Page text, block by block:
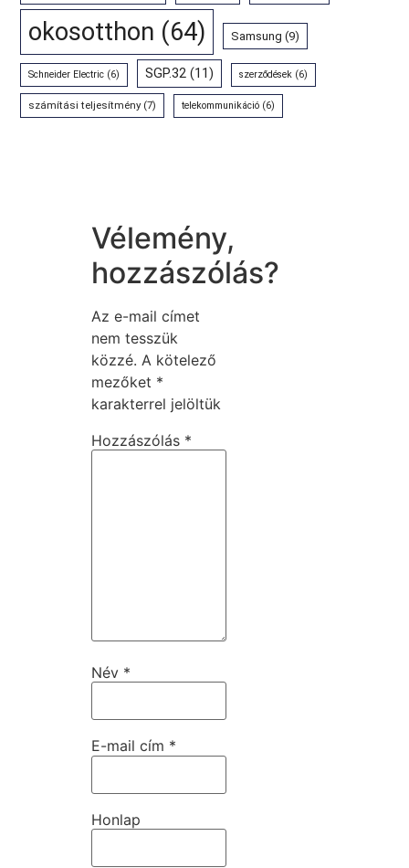
okosotthon (64) Samsung (9)
Schneider Electric (6) SGP.32 (11) szerződések (6)
számítási teljesítmény(7) telekommunikáció (6)
Vélemény,
hozzászólás?
Az e-mail címet
nem tesszük
közzé. A kötelező
mezőket *
karakterrel jelöltük
Hozzászólás *
Név *
E-mail cím *
Honlap